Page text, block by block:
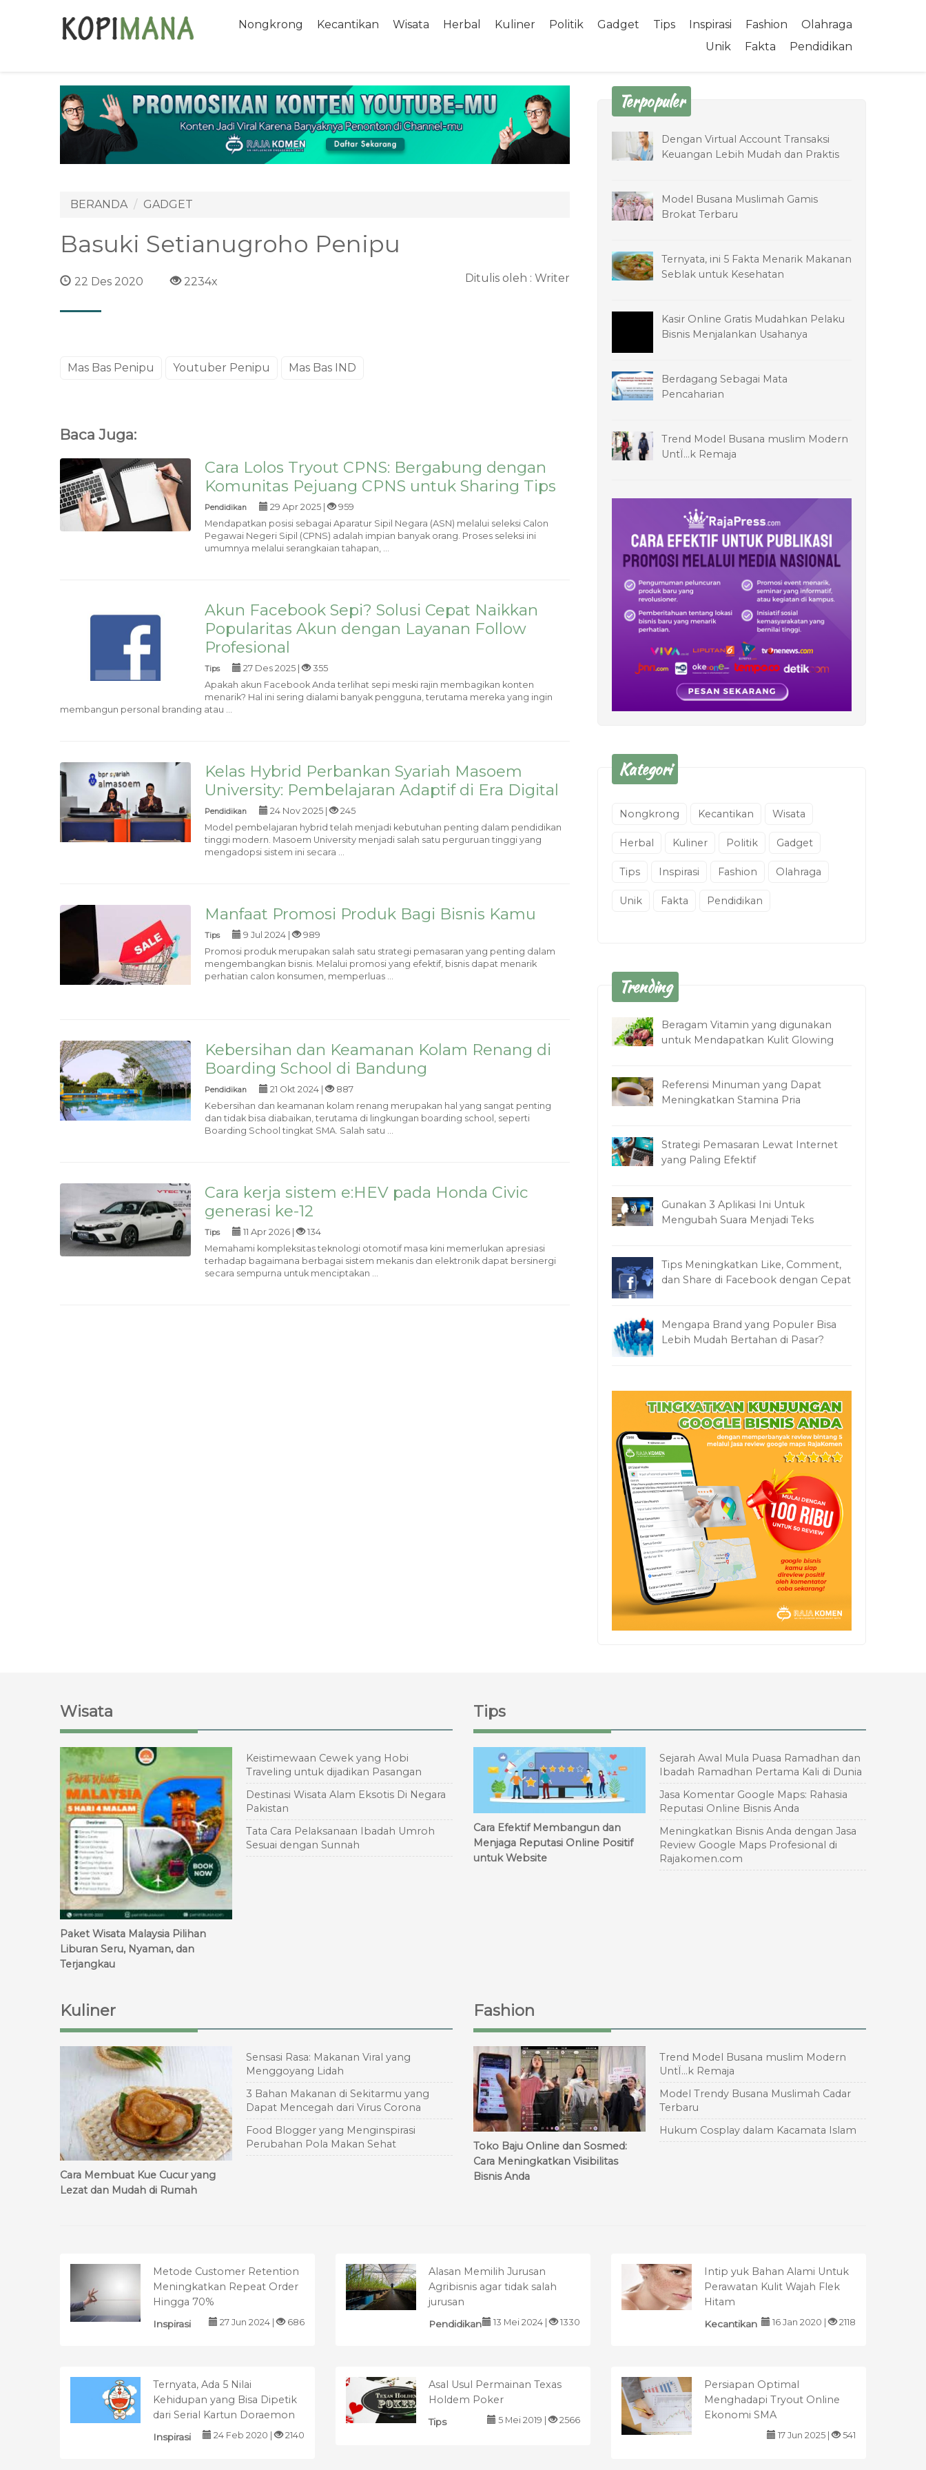
Nongkrong Kecantikan Wisata Herbal Kuliner Politik Gadget Tips Inspirasi Fashion
Olahraga
Unik
Fakta Pendidikan
BERANDA GADGET
Basuki Setianugroho Penipu
22 Des 2020 2234x Ditulis oleh : Writer
Mas Bas Penipu Youtuber Penipu Mas Bas IND
Baca Juga:
Cara Lolos Tryout CPNS: Bergabung dengan
Komunitas Pejuang CPNS untuk Sharing Tips
Pendidikan 29 Apr 2025 |
959
Mendapatkan posisi sebagai Aparatur Sipil Negara (ASN) melalui seleksi Calon
Pegawai Negeri Sipil (CPNS) adalah impian banyak orang. Proses seleksi ini
umumnya melalui serangkaian tahapan, ...
Akun Facebook Sepi? Solusi Cepat Naikkan
Popularitas Akun dengan Layanan Follow
Profesional
Tips 27 Des 2025 |
355
Apakah akun Facebook Anda terlihat sepi meski rajin membagikan konten
menarik? Hal ini sering dialami banyak pengguna, terutama mereka yang ingin
membangun personal branding atau ...
Kelas Hybrid Perbankan Syariah Masoem
University: Pembelajaran Adaptif di Era Digital
Pendidikan 24 Nov 2025 |
245
Model pembelajaran hybrid telah menjadi kebutuhan penting dalam pendidikan
tinggi modern. Masoem University menjadi salah satu perguruan tinggi yang
mengadopsi sistem ini secara ...
Manfaat Promosi Produk Bagi Bisnis Kamu
Tips 9 Jul 2024 |
989
Promosi produk merupakan salah satu strategi pemasaran yang penting dalam
mengembangkan bisnis. Melalui promosi yang efektif, bisnis dapat menarik
perhatian calon konsumen, memperluas ...
Kebersihan dan Keamanan Kolam Renang di
Boarding School di Bandung
Pendidikan 21 Okt 2024 |
887
Kebersihan dan keamanan kolam renang merupakan hal yang sangat penting
dan tidak bisa diabaikan, terutama di lingkungan boarding school, seperti
Boarding School tingkat SMA. Salah satu ...
Cara kerja sistem e:HEV pada Honda Civic
generasi ke-12
Tips 11 Apr 2026 |
134
Memahami kompleksitas teknologi otomotif masa kini memerlukan apresiasi
terhadap bagaimana berbagai sistem mekanis dan elektronik dapat bersinergi
secara sempurna untuk menciptakan ...
Terpopuler
Dengan Virtual Account Transaksi
Keuangan Lebih Mudah dan Praktis
Model Busana Muslimah Gamis
Brokat Terbaru
Ternyata, ini 5 Fakta Menarik Makanan
Seblak untuk Kesehatan
Kasir Online Gratis Mudahkan Pelaku
Bisnis Menjalankan Usahanya
Berdagang Sebagai Mata
Pencaharian
Trend Model Busana muslim Modern
UntÏ…k Remaja
Kategori
Nongkrong Kecantikan Wisata
Herbal Kuliner Politik Gadget
Tips Inspirasi Fashion Olahraga
Unik Fakta Pendidikan
Trending
Beragam Vitamin yang digunakan
untuk Mendapatkan Kulit Glowing
Referensi Minuman yang Dapat
Meningkatkan Stamina Pria
Strategi Pemasaran Lewat Internet
yang Paling Efektif
Gunakan 3 Aplikasi Ini Untuk
Mengubah Suara Menjadi Teks
Tips Meningkatkan Like, Comment,
dan Share di Facebook dengan Cepat
Mengapa Brand yang Populer Bisa
Lebih Mudah Bertahan di Pasar?
Wisata
Paket Wisata Malaysia Pilihan
Liburan Seru, Nyaman, dan
Terjangkau
Keistimewaan Cewek yang Hobi
Traveling untuk dijadikan Pasangan
Destinasi Wisata Alam Eksotis Di Negara
Pakistan
Tata Cara Pelaksanaan Ibadah Umroh
Sesuai dengan Sunnah
Tips
Cara Efektif Membangun dan
Menjaga Reputasi Online Positif
untuk Website
Sejarah Awal Mula Puasa Ramadhan dan
Ibadah Ramadhan Pertama Kali di Dunia
Jasa Komentar Google Maps: Rahasia
Reputasi Online Bisnis Anda
Meningkatkan Bisnis Anda dengan Jasa
Review Google Maps Profesional di
Rajakomen.com
Kuliner
Cara Membuat Kue Cucur yang
Lezat dan Mudah di Rumah
Sensasi Rasa: Makanan Viral yang
Menggoyang Lidah
3 Bahan Makanan di Sekitarmu yang
Dapat Mencegah dari Virus Corona
Food Blogger yang Menginspirasi
Perubahan Pola Makan Sehat
Fashion
Toko Baju Online dan Sosmed:
Cara Meningkatkan Visibilitas
Bisnis Anda
Trend Model Busana muslim Modern
UntÏ…k Remaja
Model Trendy Busana Muslimah Cadar
Terbaru
Hukum Cosplay dalam Kacamata Islam
Metode Customer Retention
Meningkatkan Repeat Order
Hingga 70%
Inspirasi 27 Jun 2024 | 686
Alasan Memilih Jurusan
Agribisnis agar tidak salah
jurusan
Pendidikan 13 Mei 2024 | 1330
Intip yuk Bahan Alami Untuk
Perawatan Kulit Wajah Flek
Hitam
Kecantikan 16 Jan 2020 | 2118
Ternyata, Ada 5 Nilai
Kehidupan yang Bisa Dipetik
dari Serial Kartun Doraemon
Inspirasi 24 Feb 2020 | 2140
Asal Usul Permainan Texas
Holdem Poker
Tips 5 Mei 2019 | 2566
Persiapan Optimal
Menghadapi Tryout Online
Ekonomi SMA
17 Jun 2025 | 541